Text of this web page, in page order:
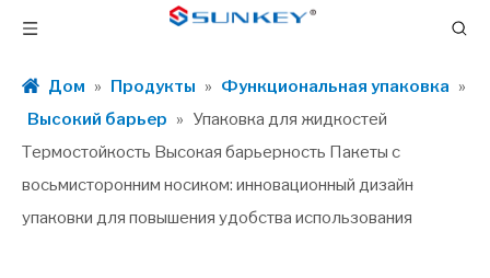
Дом » Продукты » Функциональная упаковка »
Высокий барьер » Упаковка для жидкостей
Термостойкость Высокая барьерность Пакеты с
восьмисторонним носиком: инновационный дизайн
упаковки для повышения удобства использования